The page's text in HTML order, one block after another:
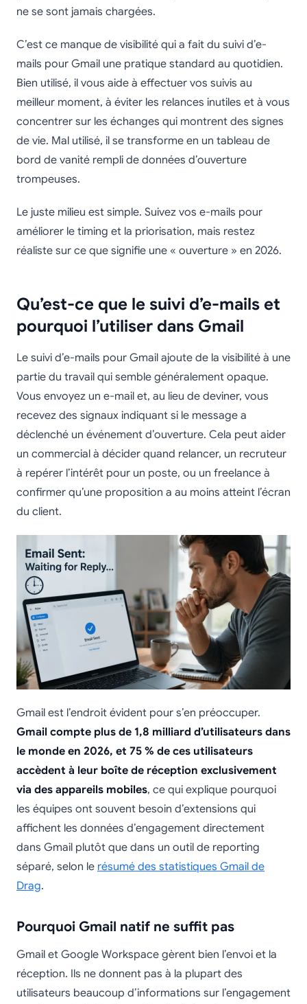
ne se sont jamais chargées.
C’est ce manque de visibilité qui a fait du suivi d’e-
mails pour Gmail une pratique standard au quotidien.
Bien utilisé, il vous aide à effectuer vos suivis au
meilleur moment, à éviter les relances inutiles et à vous
concentrer sur les échanges qui montrent des signes
de vie. Mal utilisé, il se transforme en un tableau de
bord de vanité rempli de données d’ouverture
trompeuses.
Le juste milieu est simple. Suivez vos e-mails pour
améliorer le timing et la priorisation, mais restez
réaliste sur ce que signifie une « ouverture » en 2026.
Qu’est-ce que le suivi d’e-mails et
pourquoi l’utiliser dans Gmail
Le suivi d’e-mails pour Gmail ajoute de la visibilité à une
partie du travail qui semble généralement opaque.
Vous envoyez un e-mail et, au lieu de deviner, vous
recevez des signaux indiquant si le message a
déclenché un événement d’ouverture. Cela peut aider
un commercial à décider quand relancer, un recruteur
à repérer l’intérêt pour un poste, ou un freelance à
confirmer qu’une proposition a au moins atteint l’écran
du client.
Gmail est l’endroit évident pour s’en préoccuper.
Gmail compte plus de 1,8 milliard d’utilisateurs dans
le monde en 2026, et 75 % de ces utilisateurs
accèdent à leur boîte de réception exclusivement
via des appareils mobiles, ce qui explique pourquoi
les équipes ont souvent besoin d’extensions qui
affichent les données d’engagement directement
dans Gmail plutôt que dans un outil de reporting
séparé, selon le résumé des statistiques Gmail de
Drag.
Pourquoi Gmail natif ne suffit pas
Gmail et Google Workspace gèrent bien l’envoi et la
réception. Ils ne donnent pas à la plupart des
utilisateurs beaucoup d’informations sur l’engagement